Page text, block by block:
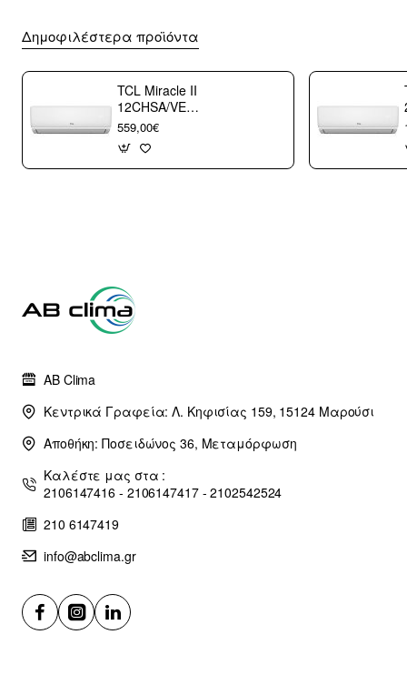
Δημοφιλέστερα προϊόντα
TCL Miracle II
12CHSA/VE
Κλιματιστικό
Τοίχου 12000 btu/h
με WiFi A++/A+++
με 10 χρόνια
559,00€
AB Clima
Κεντρικά Γραφεία: Λ. Κηφισίας 159, 15124 Μαρούσι
Αποθήκη: Ποσειδώνος 36, Μεταμόρφωση
Καλέστε μας στα :
2106147416 - 2106147417 - 2102542524
210 6147419
info@abclima.gr